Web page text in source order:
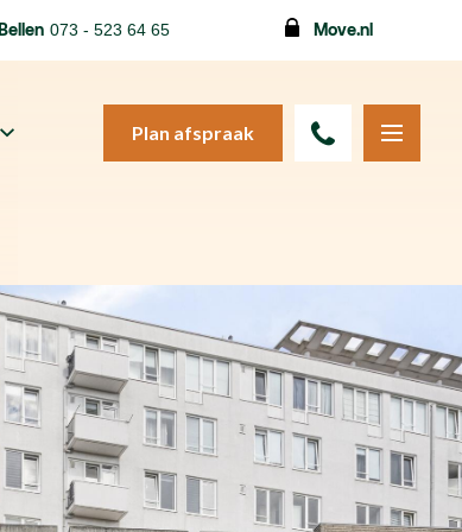
Bellen 073 - 523 64 65 Move.nl
Plan afspraak